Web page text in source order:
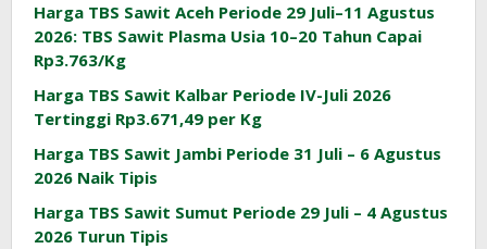
Harga TBS Sawit Aceh Periode 29 Juli–11 Agustus
2026: TBS Sawit Plasma Usia 10–20 Tahun Capai
Rp3.763/Kg
Harga TBS Sawit Kalbar Periode IV-Juli 2026
Tertinggi Rp3.671,49 per Kg
Harga TBS Sawit Jambi Periode 31 Juli – 6 Agustus
2026 Naik Tipis
Harga TBS Sawit Sumut Periode 29 Juli – 4 Agustus
2026 Turun Tipis